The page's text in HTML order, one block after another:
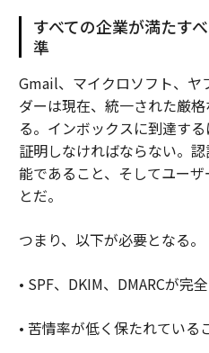
すべての企業が満たす
準
Gmail、マイクロソフト、ヤ
ダーは現在、統一された厳
る。インボックスに到達す
証明しなければならない。
能であること、そしてユー
とだ。
つまり、以下が必要となる。
• SPF、DKIM、DMARCが完
• 苦情率が低く保たれている